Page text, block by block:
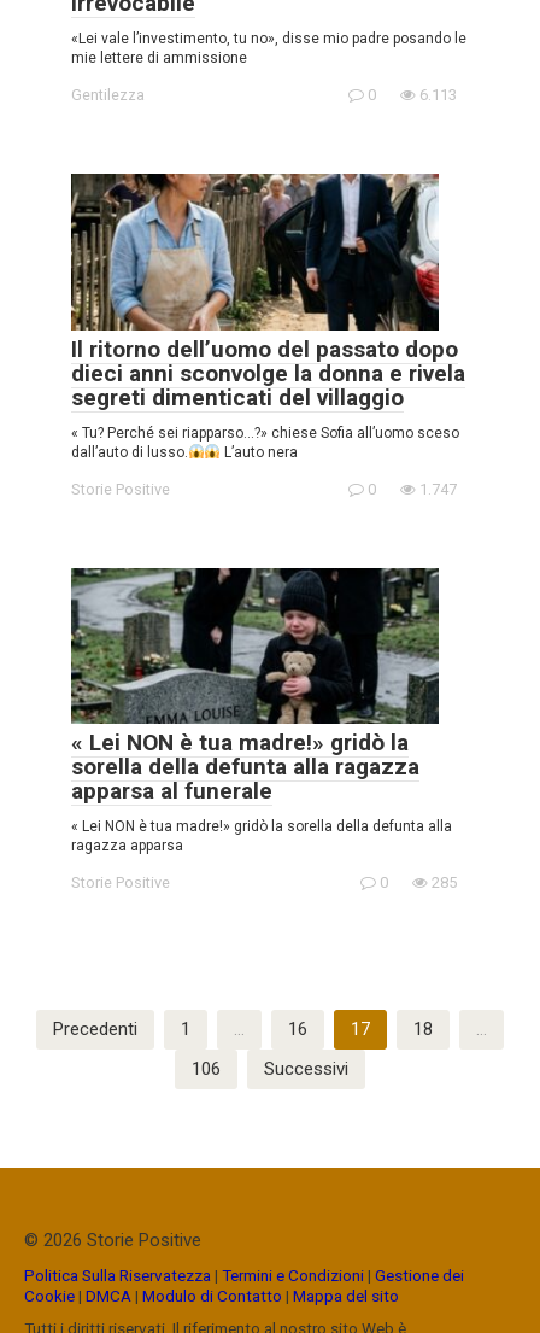
«Lei vale l’investimento, tu no», disse mio padre posando le
mie lettere di ammissione
Gentilezza 0 6.113
Il ritorno dell’uomo del passato dopo
dieci anni sconvolge la donna e rivela
segreti dimenticati del villaggio
« Tu? Perché sei riapparso…?» chiese Sofia all’uomo sceso
dall’auto di lusso.
L’auto nera
Storie Positive 0 1.747
« Lei NON è tua madre!» gridò la
sorella della defunta alla ragazza
apparsa al funerale
« Lei NON è tua madre!» gridò la sorella della defunta alla
ragazza apparsa
Storie Positive 0 285
Paginazione
degli
Precedenti 1 … 16 17 18
…
106
Successivi
© 2026 Storie Positive
Politica Sulla Riservatezza | Termini e Condizioni| Gestione dei
Cookie| DMCA | Modulo di Contatto | Mappa del sito
Tutti i diritti riservati. Il riferimento al nostro sito Web è